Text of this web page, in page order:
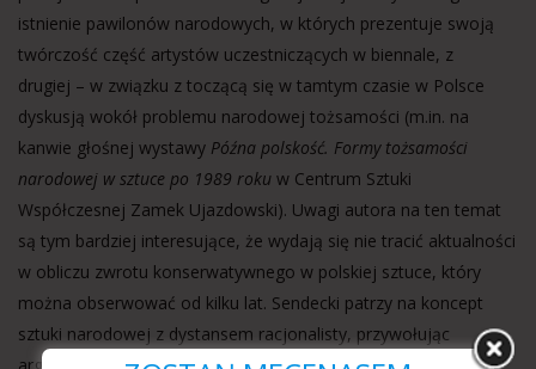
istnienie pawilonów narodowych, w których prezentuje swoją
twórczość część artystów uczestniczących w biennale, z
drugiej – w związku z toczącą się w tamtym czasie w Polsce
dyskusją wokół problemu narodowej tożsamości (m.in. na
kanwie głośnej wystawy Późna polskość. Formy tożsamości
narodowej w sztuce po 1989 roku w Centrum Sztuki
Współczesnej Zamek Ujazdowski). Uwagi autora na ten temat
są tym bardziej interesujące, że wydają się nie tracić aktualności
w obliczu zwrotu konserwatywnego w polskiej sztuce, który
można obserwować od kilku lat. Sendecki patrzy na koncept
sztuki narodowej z dystansem racjonalisty, przywołując
argument historyczny – tragiczne konsekwencje XX-wiecznych